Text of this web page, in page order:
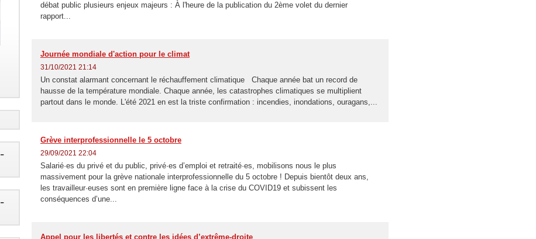
débat public plusieurs enjeux majeurs : À l'heure de la publication du 2ème volet du dernier
rapport...
Journée mondiale d'action pour le climat
31/10/2021 21:14
Un constat alarmant concernant le réchauffement climatique Chaque année bat un record de
hausse de la température mondiale. Chaque année, les catastrophes climatiques se multiplient
partout dans le monde. L'été 2021 en est la triste confirmation : incendies, inondations, ouragans,...
Grève interprofessionnelle le 5 octobre
29/09/2021 22:04
Salarié·es du privé et du public, privé·es d’emploi et retraité·es, mobilisons nous le plus
massivement pour la grève nationale interprofessionnelle du 5 octobre ! Depuis bientôt deux ans,
les travailleur·euses sont en première ligne face à la crise du COVID19 et subissent les
conséquences d’une...
Appel pour les libertés et contre les idées d’extrême-droite
-
-